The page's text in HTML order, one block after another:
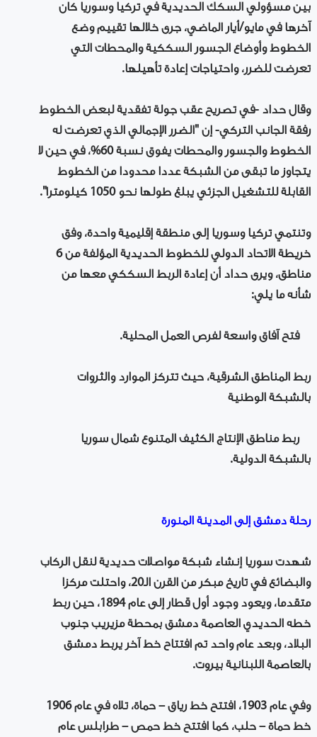
بين مسؤولي السكك الحديدية في تركيا وسوريا كان
آخرها في مايو/أيار الماضي، جرى خلالها تقييم وضع
الخطوط وأوضاع الجسور السككية والمحطات التي
تعرضت للضرر، واحتياجات إعادة تأهيلها.
وقال حداد -في تصريح عقب جولة تفقدية لبعض الخطوط
رفقة الجانب التركي- إن "الضرر الإجمالي الذي تعرضت له
الخطوط والجسور والمحطات يفوق نسبة 60%، في حين لا
يتجاوز ما تبقى من الشبكة عددا محدودا من الخطوط
القابلة للتشغيل الجزئي يبلغ طولها نحو 1050 كيلومترا".
وتنتمي تركيا وسوريا إلى منطقة إقليمية واحدة، وفق
خريطة الاتحاد الدولي للخطوط الحديدية المؤلفة من 6
مناطق، ويرى حداد أن إعادة الربط السككي معها من
شأنه ما يلي:
فتح آفاق واسعة لفرص العمل المحلية.
ربط المناطق الشرقية، حيث تتركز الموارد والثروات
بالشبكة الوطنية
ربط مناطق الإنتاج الكثيف المتنوع شمال سوريا
بالشبكة الدولية.
رحلة دمشق إلى المدينة المنورة
شهدت سوريا إنشاء شبكة مواصلات حديدية لنقل الركاب
والبضائع في تاريخ مبكر من القرن الـ20، واحتلت مركزا
متقدما، ويعود وجود أول قطار إلى عام 1894، حين ربط
خطه الحديدي العاصمة دمشق بمحطة مزيريب جنوب
البلاد، وبعد عام واحد تم افتتاح خط آخر يربط دمشق
بالعاصمة اللبنانية بيروت.
وفي عام 1903، افتتح خط رياق – حماة، تلاه في عام 1906
خط حماة – حلب، كما افتتح خط حمص – طرابلس عام